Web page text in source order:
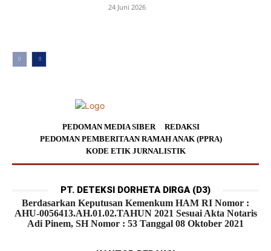
24 Juni 2026
PEDOMAN MEDIA SIBER
REDAKSI
PEDOMAN PEMBERITAAN RAMAH ANAK (PPRA)
KODE ETIK JURNALISTIK
PT. DETEKSI DORHETA DIRGA (D3)
Berdasarkan Keputusan Kemenkum HAM RI Nomor :
AHU-0056413.AH.01.02.TAHUN 2021 Sesuai Akta Notaris
Adi Pinem, SH Nomor : 53 Tanggal 08 Oktober 2021